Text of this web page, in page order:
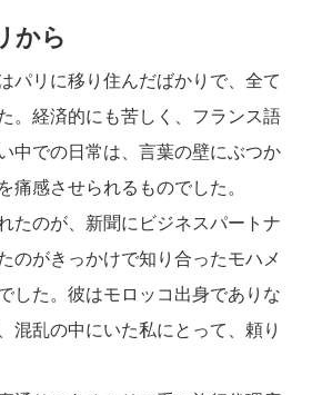
から
パリに移り住んだばかりで、全て
。経済的にも苦しく、フランス語
中での日常は、言葉の壁にぶつか
痛感させられるものでした。
たのが、新聞にビジネスパートナ
のがきっかけで知り合ったモハメ
した。彼はモロッコ出身でありな
混乱の中にいた私にとって、頼り